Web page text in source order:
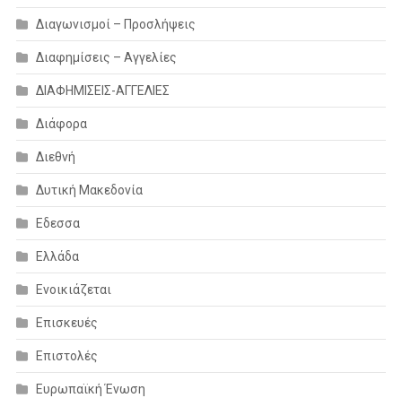
Διαγωνισμοί – Προσλήψεις
Διαφημίσεις – Αγγελίες
ΔΙΑΦΗΜΙΣΕΙΣ-ΑΓΓΕΛΙΕΣ
Διάφορα
Διεθνή
Δυτική Μακεδονία
Εδεσσα
Ελλάδα
Ενοικιάζεται
Επισκευές
Επιστολές
Ευρωπαϊκή Ένωση